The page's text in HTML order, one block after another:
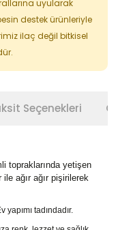
uyularak
destek ürünleriyle
ilaç değil bitkisel
Seçenekleri
topraklarında yetişen
ağır ağır pişirilerek
tadındadır.